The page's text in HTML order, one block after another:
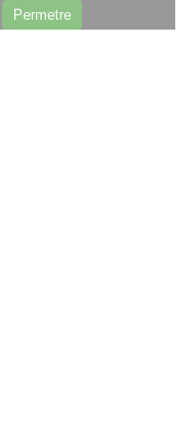
Permetre